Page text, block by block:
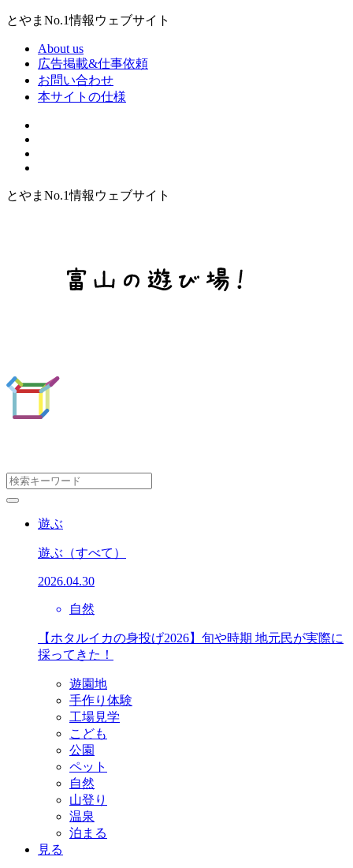
とやまNo.1情報ウェブサイト
About us
広告掲載&仕事依頼
お問い合わせ
本サイトの仕様
とやまNo.1情報ウェブサイト
遊ぶ
遊ぶ （すべて）
2026.04.30
自然
【ホタルイカの身投げ2026】旬や時期 地元民が実際に
採ってきた！
遊園地
手作り体験
工場見学
こども
公園
ペット
自然
山登り
温泉
泊まる
見る